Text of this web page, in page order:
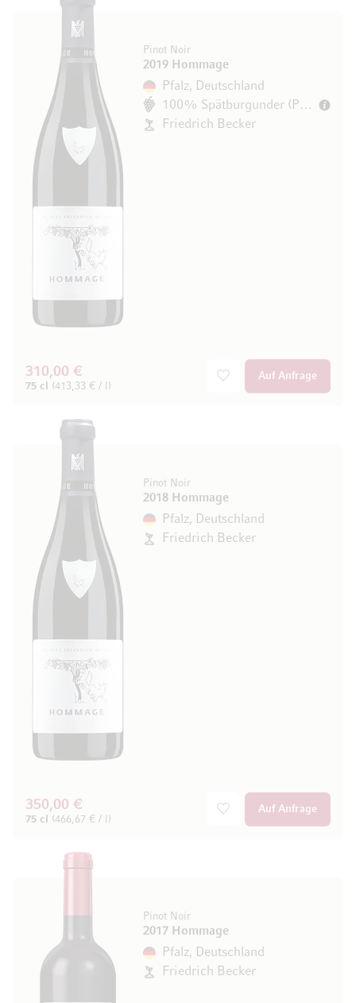
Pinot Noir
2019 Hommage
Pfalz, Deutschland
100% Spätburgunder (Pinot Noir)
Friedrich Becker
310,00 €
75 cl (413,33 € / l)
Auf Anfrage
Pinot Noir
2018 Hommage
Pfalz, Deutschland
Friedrich Becker
350,00 €
75 cl (466,67 € / l)
Auf Anfrage
Pinot Noir
2017 Hommage
Pfalz, Deutschland
Friedrich Becker